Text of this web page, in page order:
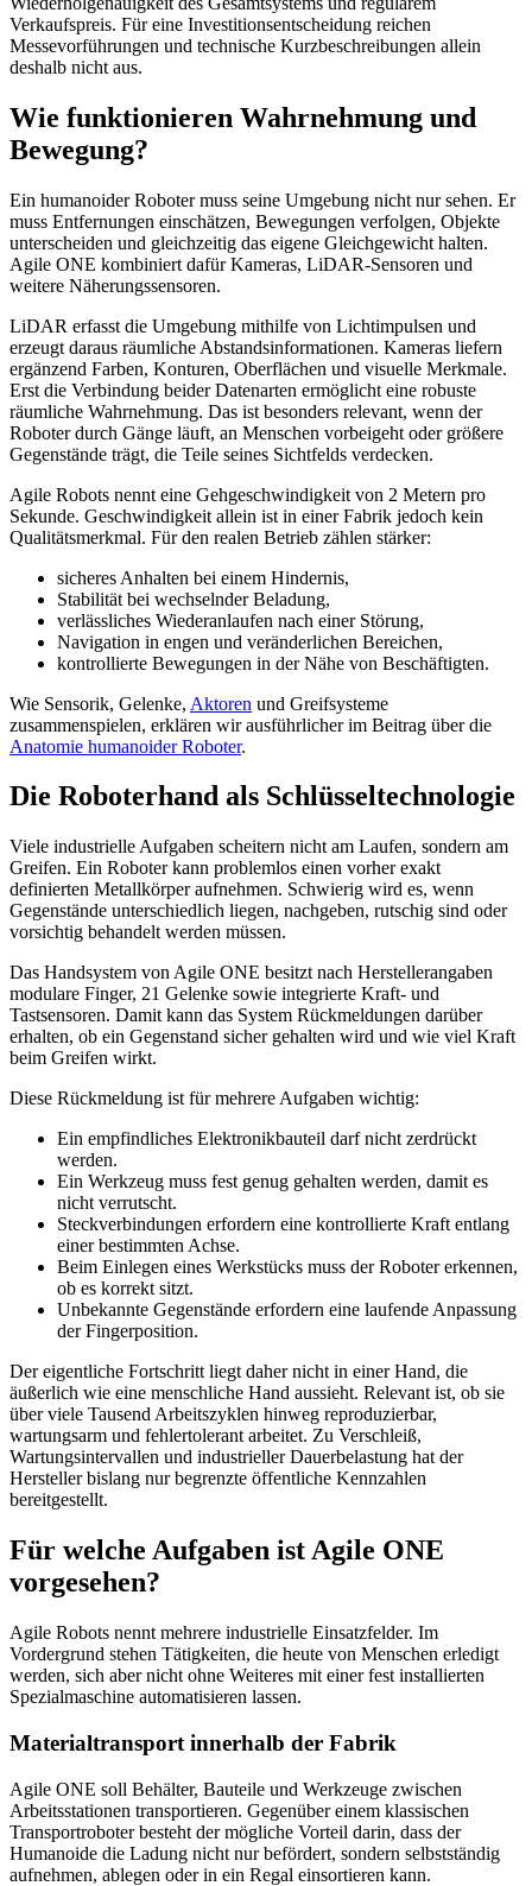
Verkaufspreis. Für eine Investitionsentscheidung reichen
Messevorführungen und technische Kurzbeschreibungen allein
deshalb nicht aus.
Wie funktionieren Wahrnehmung und
Bewegung?
Ein humanoider Roboter muss seine Umgebung nicht nur sehen. Er
muss Entfernungen einschätzen, Bewegungen verfolgen, Objekte
unterscheiden und gleichzeitig das eigene Gleichgewicht halten.
Agile ONE kombiniert dafür Kameras, LiDAR-Sensoren und
weitere Näherungssensoren.
LiDAR erfasst die Umgebung mithilfe von Lichtimpulsen und
erzeugt daraus räumliche Abstandsinformationen. Kameras liefern
ergänzend Farben, Konturen, Oberflächen und visuelle Merkmale.
Erst die Verbindung beider Datenarten ermöglicht eine robuste
räumliche Wahrnehmung. Das ist besonders relevant, wenn der
Roboter durch Gänge läuft, an Menschen vorbeigeht oder größere
Gegenstände trägt, die Teile seines Sichtfelds verdecken.
Agile Robots nennt eine Gehgeschwindigkeit von 2 Metern pro
Sekunde. Geschwindigkeit allein ist in einer Fabrik jedoch kein
Qualitätsmerkmal. Für den realen Betrieb zählen stärker:
sicheres Anhalten bei einem Hindernis,
Stabilität bei wechselnder Beladung,
verlässliches Wiederanlaufen nach einer Störung,
Navigation in engen und veränderlichen Bereichen,
kontrollierte Bewegungen in der Nähe von Beschäftigten.
Wie Sensorik, Gelenke, Aktoren und Greifsysteme
zusammenspielen, erklären wir ausführlicher im Beitrag über die
Anatomie humanoider Roboter.
Die Roboterhand als Schlüsseltechnologie
Viele industrielle Aufgaben scheitern nicht am Laufen, sondern am
Greifen. Ein Roboter kann problemlos einen vorher exakt
definierten Metallkörper aufnehmen. Schwierig wird es, wenn
Gegenstände unterschiedlich liegen, nachgeben, rutschig sind oder
vorsichtig behandelt werden müssen.
Das Handsystem von Agile ONE besitzt nach Herstellerangaben
modulare Finger, 21 Gelenke sowie integrierte Kraft- und
Tastsensoren. Damit kann das System Rückmeldungen darüber
erhalten, ob ein Gegenstand sicher gehalten wird und wie viel Kraft
beim Greifen wirkt.
Diese Rückmeldung ist für mehrere Aufgaben wichtig:
Ein empfindliches Elektronikbauteil darf nicht zerdrückt
werden.
Ein Werkzeug muss fest genug gehalten werden, damit es
nicht verrutscht.
Steckverbindungen erfordern eine kontrollierte Kraft entlang
einer bestimmten Achse.
Beim Einlegen eines Werkstücks muss der Roboter erkennen,
ob es korrekt sitzt.
Unbekannte Gegenstände erfordern eine laufende Anpassung
der Fingerposition.
Der eigentliche Fortschritt liegt daher nicht in einer Hand, die
äußerlich wie eine menschliche Hand aussieht. Relevant ist, ob sie
über viele Tausend Arbeitszyklen hinweg reproduzierbar,
wartungsarm und fehlertolerant arbeitet. Zu Verschleiß,
Wartungsintervallen und industrieller Dauerbelastung hat der
Hersteller bislang nur begrenzte öffentliche Kennzahlen
bereitgestellt.
Für welche Aufgaben ist Agile ONE
vorgesehen?
Agile Robots nennt mehrere industrielle Einsatzfelder. Im
Vordergrund stehen Tätigkeiten, die heute von Menschen erledigt
werden, sich aber nicht ohne Weiteres mit einer fest installierten
Spezialmaschine automatisieren lassen.
Materialtransport innerhalb der Fabrik
Agile ONE soll Behälter, Bauteile und Werkzeuge zwischen
Arbeitsstationen transportieren. Gegenüber einem klassischen
Transportroboter besteht der mögliche Vorteil darin, dass der
Humanoide die Ladung nicht nur befördert, sondern selbstständig
aufnehmen, ablegen oder in ein Regal einsortieren kann.